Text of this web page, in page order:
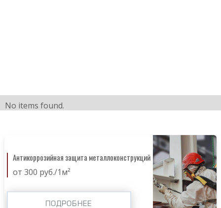
No items found.
Антикоррозийная защита металлоконструкций
от 300 руб./1м²
ПОДРОБНЕЕ